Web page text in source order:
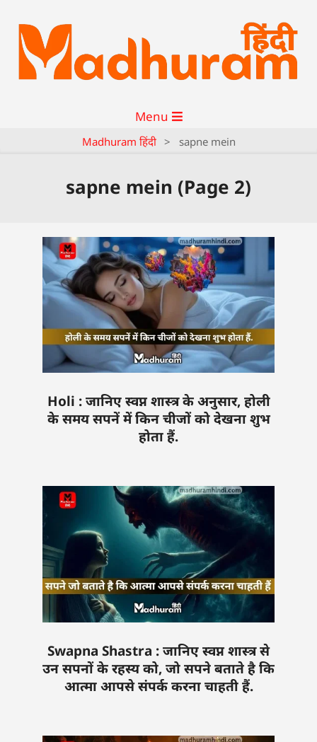
Menu
Madhuram हिंदी > sapne mein
sapne mein (Page 2)
Holi : जानिए स्वप्न शास्त्र के अनुसार, होली
के समय सपनें में किन चीजों को देखना शुभ
होता हैं.
Swapna Shastra : जानिए स्वप्न शास्त्र से
उन सपनों के रहस्य को, जो सपने बताते है कि
आत्मा आपसे संपर्क करना चाहती हैं.